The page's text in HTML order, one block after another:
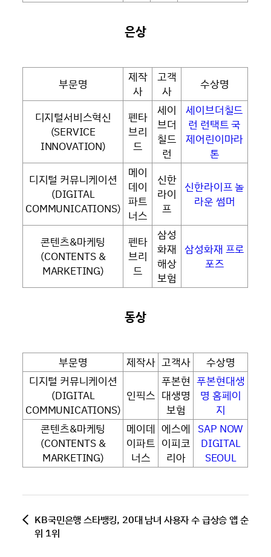
은상
부문명
제작
사
고객
사
수상명
디지털서비스혁신
(SERVICE
INNOVATION)
펜타
브리
드
세이
브더
칠드
런
세이브더칠드
런 런택트 국
제어린이마라
톤
디지털 커뮤니케이션
(DIGITAL
COMMUNICATIONS)
메이
데이
파트
너스
신한
라이
프
신한라이프 놀
라운 썸머
콘텐츠&마케팅
(CONTENTS &
MARKETING)
펜타
브리
드
삼성
화재
해상
보험
삼성화재 프로
포즈
동상
부문명 제작사 고객사
수상명
디지털 커뮤니케이션
(DIGITAL
COMMUNICATIONS)
인픽스
푸본현
대생명
보험
푸본현대생
명 홈페이
지
콘텐츠&마케팅
(CONTENTS &
MARKETING)
메이데
이파트
너스
에스에
이피코
리아
SAP NOW
DIGITAL
SEOUL
KB국민은행 스타뱅킹, 20대 남녀 사용자 수 급상승 앱 순
위 1위